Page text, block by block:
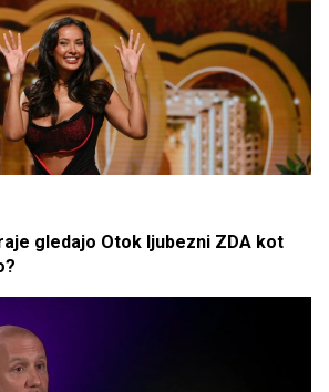
gledajo Otok ljubezni ZDA kot